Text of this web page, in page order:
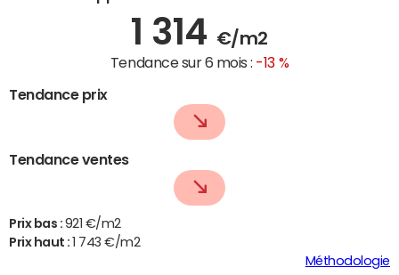
1 314 €/m2
Tendance sur 6 mois : -13 %
Tendance prix
Tendance ventes
Prix bas : 921 €/m2
Prix haut :
1 743 €/m2
Méthodologie